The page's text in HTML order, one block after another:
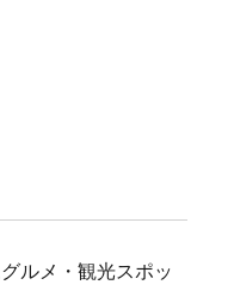
ルメ・観光スポッ